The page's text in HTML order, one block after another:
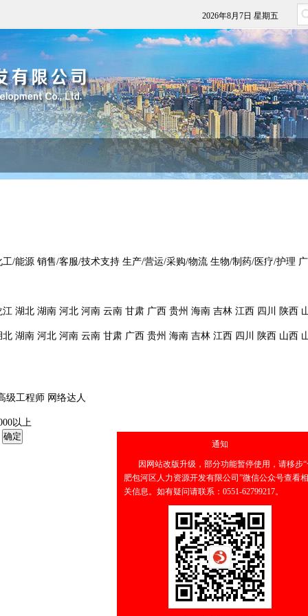
因网站改版升级，部分功能暂停
肥包河区人力资源开发有限公司”
关信息。如有疑问请联系：0551-
2026年8月7日 星期五
工/能源 销售/客服/技术支持 生产/营运/采购/物流 生物/制药/医疗/护理
江 湖北 湖南 河北 河南 云南 甘肃 广西 贵州 海南 吉林 江西 四川 陕西
北 湖南 河北 河南 云南 甘肃 广西 贵州 海南 吉林 江西 四川 陕西 山西
级工程师 网络达人
以上